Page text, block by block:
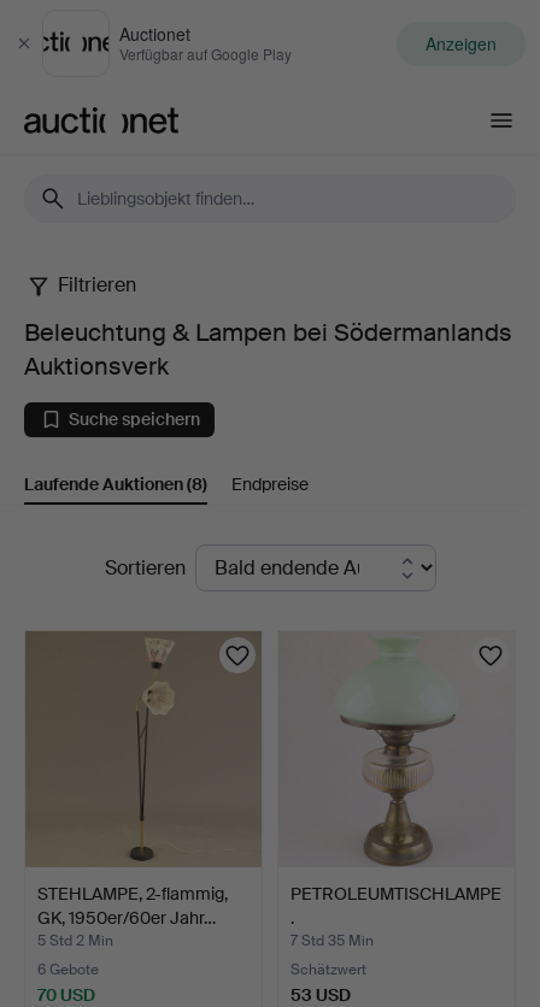
Schließen
Auctionet
Verfügbar auf Google Play Anzeigen
Beleuchtung
Lampen
bei
Auktionsverk
Filtrieren
Beleuchtung & Lampen bei Södermanlands
Auktionsverk
Suche speichern
Laufende Auktionen(8) Endpreise
LaufendeSortieren
STEHLAMPE, 2-flammig,
GK, 1950er/60er Jahr…
5 Std 2 Min
6 Gebote
70 USD
PETROLEUMTISCHLAMPE
.
7 Std 35 Min
Schätzwert
53 USD